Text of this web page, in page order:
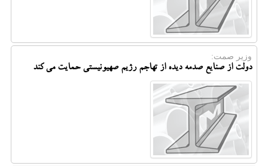
وزیر صمت:
دولت از صنایع صدمه دیده از تهاجم رژیم صهیونیستی حمایت می کند